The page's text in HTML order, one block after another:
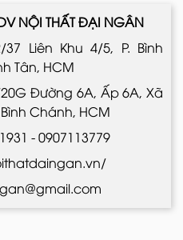
NỘI THẤT ĐẠI NGÂN
Liên Khu 4/5, P. Bình
Tân, HCM
Đường 6A, Ấp 6A, Xã
Chánh, HCM
- 0907113779